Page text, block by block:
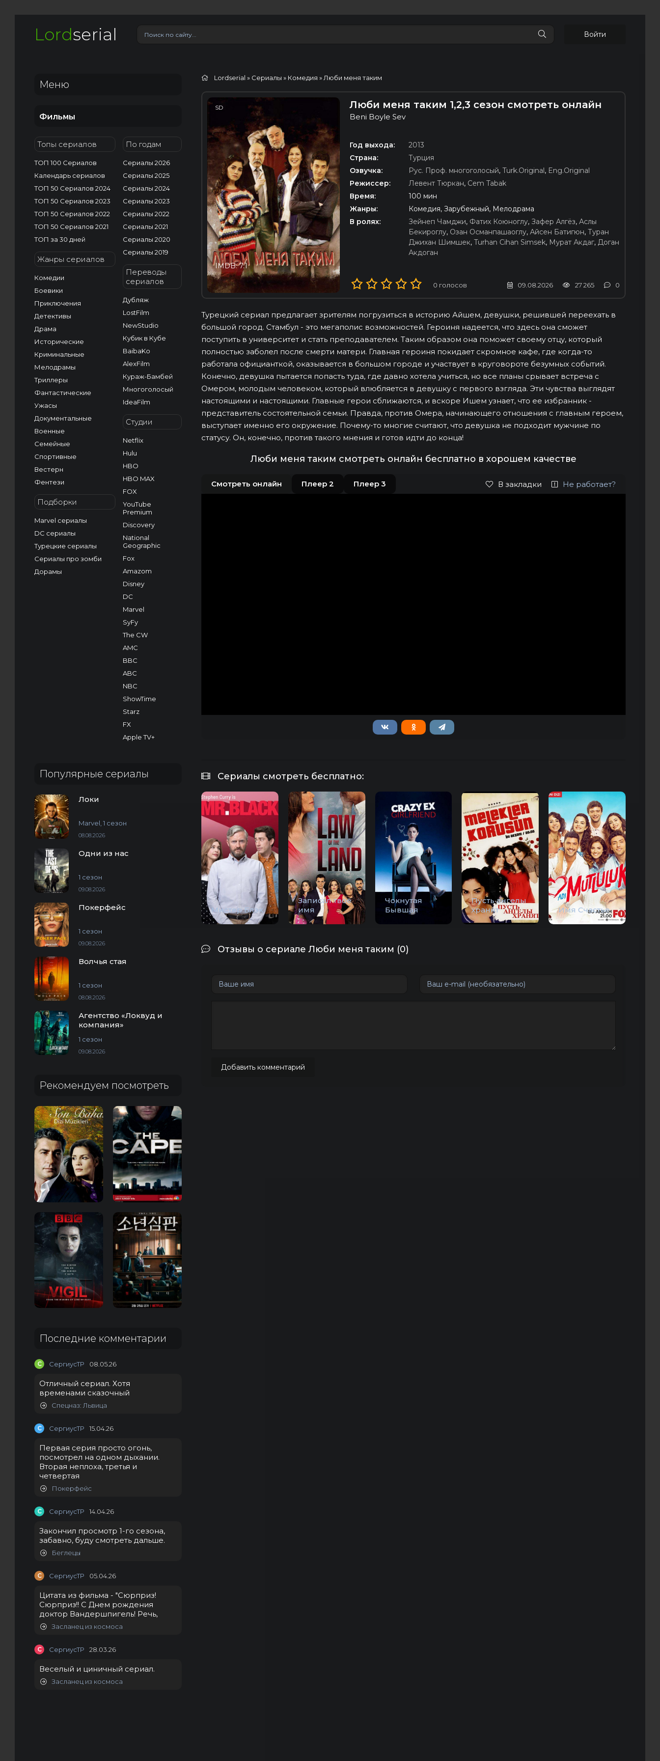
Lordserial Войти
Меню
Фильмы
Топы сериалов
ТОП 100 Сериалов
Календарь сериалов
ТОП 50 Сериалов 2024
ТОП 50 Сериалов 2023
ТОП 50 Сериалов 2022
ТОП 50 Сериалов 2021
ТОП за 30 дней
Жанры сериалов
Комедии
Боевики
Приключения
Детективы
Драма
Исторические
Криминальные
Мелодрамы
Триллеры
Фантастические
Ужасы
Документальные
Военные
Семейные
Спортивные
Вестерн
Фентези
Подборки
Marvel сериалы
DC сериалы
Турецкие сериалы
Сериалы про зомби
Дорамы
По годам
Сериалы 2026
Сериалы 2025
Сериалы 2024
Сериалы 2023
Сериалы 2022
Сериалы 2021
Сериалы 2020
Сериалы 2019
Переводы
сериалов
Дубляж
LostFilm
NewStudio
Кубик в Кубе
BaibaKo
AlexFilm
Кураж-Бамбей
Многоголосый
IdeaFilm
Студии
Netflix
Hulu
HBO
HBO MAX
FOX
YouTube
Premium
Discovery
National
Geographic
Fox
Amazom
Disney
DC
Marvel
SyFy
The CW
AMC
BBC
ABC
NBC
ShowTime
Starz
FX
Apple TV+
Популярные сериалы
Локи
Marvel, 1 сезон
08.08.2026
Одни из нас
1 сезон
09.08.2026
Покерфейс
1 сезон
09.08.2026
Волчья стая
1 сезон
08.08.2026
Агентство «Локвуд и
компания»
1 сезон
09.08.2026
Рекомендуем посмотреть
Последние комментарии
С СергиусТР 08.05.26
Отличный сериал. Хотя
временами сказочный
Спецназ: Львица
С СергиусТР 15.04.26
Первая серия просто огонь,
посмотрел на одном дыхании.
Вторая неплоха, третья и
четвертая
Покерфейс
С СергиусТР 14.04.26
Закончил просмотр 1-го сезона,
забавно, буду смотреть дальше.
Беглецы
С СергиусТР 05.04.26
Цитата из фильма - "Сюрприз!
Сюрприз!! С Днем рождения
доктор Вандершпигель! Речь,
Засланец из космоса
С СергиусТР 28.03.26
Веселый и циничный сериал.
Засланец из космоса
Lordserial » Сериалы » Комедия » Люби меня таким
SD
IMDB: 7.1
Люби меня таким 1,2,3 сезон смотреть онлайн
Beni Boyle Sev
Год выхода:
2013
Страна:
Турция
Озвучка:
Рус. Проф. многоголосый, Turk.Original, Eng.Original
Режиссер:
Левент Тюркан, Cem Tabak
Время:
100 мин
Жанры:
Комедия, Зарубежный, Мелодрама
В ролях:
Зейнеп Чамджи, Фатих Коюноглу, Зафер Алгёз, Аслы
Бекироглу, Озан Османпашаоглу, Айсен Батигюн, Туран
Джихан Шимшек, Turhan Cihan Simsek, Мурат Акдаг, Доган
Акдоган
0 голосов 09.08.2026 27 265 0
Турецкий сериал предлагает зрителям погрузиться в историю Айшем, девушки, решившей переехать в
большой город. Стамбул - это мегаполис возможностей. Героиня надеется, что здесь она сможет
поступить в университет и стать преподавателем. Таким образом она поможет своему отцу, который
полностью заболел после смерти матери. Главная героиня покидает скромное кафе, где когда-то
работала официанткой, оказывается в большом городе и участвует в круговороте безумных событий.
Конечно, девушка пытается попасть туда, где давно хотела учиться, но все планы срывает встреча с
Омером, молодым человеком, который влюбляется в девушку с первого взгляда. Эти чувства выглядят
настоящими и настоящими. Главные герои сближаются, и вскоре Ишем узнает, что ее избранник -
представитель состоятельной семьи. Правда, против Омера, начинающего отношения с главным героем,
выступает именно его окружение. Почему-то многие считают, что девушка не подходит мужчине по
статусу. Он, конечно, против такого мнения и готов идти до конца!
Люби меня таким смотреть онлайн бесплатно в хорошем качестве
Смотреть онлайн Плеер 2 Плеер 3 В закладки Не работает?
Сериалы смотреть бесплатно:
Мистер Блэк
Записал твоё
имя
Чокнутая
Бывшая
Пусть ангелы
хранят
Имя Счастье
Отзывы о сериале Люби меня таким (0)
Добавить комментарий